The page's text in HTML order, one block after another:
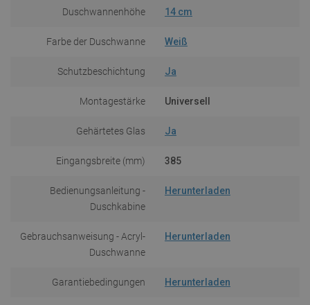
Duschwannenhöhe 14 cm
Farbe der Duschwanne Weiß
Schutzbeschichtung Ja
Montagestärke Universell
Gehärtetes Glas Ja
Eingangsbreite (mm) 385
Bedienungsanleitung -
Duschkabine
Herunterladen
Gebrauchsanweisung - Acryl-
Duschwanne
Herunterladen
Garantiebedingungen Herunterladen